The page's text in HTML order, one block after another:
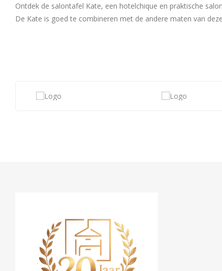
Ontdek de salontafel Kate, een hotelchique en praktische
De Kate is goed te combineren met de andere maten van